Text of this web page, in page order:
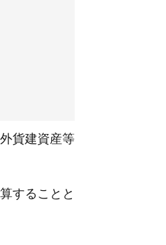
貨建資産等
することと